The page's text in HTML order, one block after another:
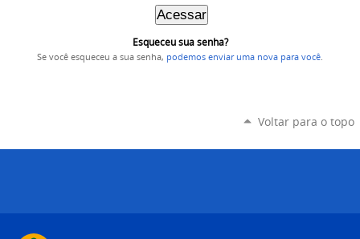
Esqueceu sua senha?
Se você esqueceu a sua senha, podemos enviar uma nova para você
Voltar para o topo